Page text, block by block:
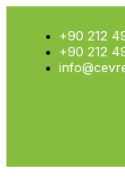
+90 212
+90 212